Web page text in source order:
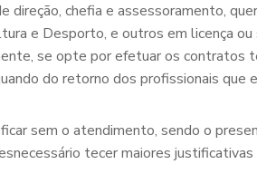
direção, chefia e assessoramento,
e Desporto, e outros em licença
se opte por efetuar os contratos
do retorno dos profissionais que
sem o atendimento, sendo o
tecer maiores